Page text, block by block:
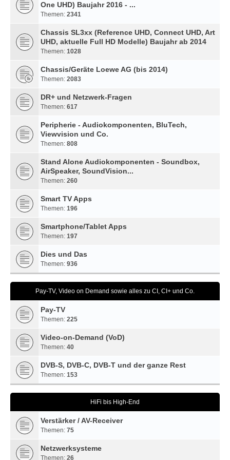
One UHD) Baujahr 2016 - ...
Themen: 2341
Chassis SL3xx (Reference UHD, Connect UHD, Art
UHD, aktuelle Full HD Modelle) Baujahr ab 2014
Themen: 1028
Chassis/Geräte Loewe AG (bis 2014)
Themen: 2083
DR+ und Netzwerk-Fragen
Themen: 617
Peripherie - Audiokomponenten, BluTech,
Viewvision und Co.
Themen: 808
Stand Alone Audiokomponenten - Soundbox,
AirSpeaker, SoundVision...
Themen: 260
Smart TV Apps
Themen: 196
Smartphone/Tablet Apps
Themen: 197
Dies und Das
Themen: 936
Pay-TV, Video on Demand sowie alles zu CI, CI+ und Co.
Pay-TV
Themen: 225
Video-on-Demand (VoD)
Themen: 40
DVB-S, DVB-C, DVB-T und der ganze Rest
Themen: 153
HiFi bis High-End
Verstärker / AV-Receiver
Themen: 75
Netzwerksysteme
Themen: 26